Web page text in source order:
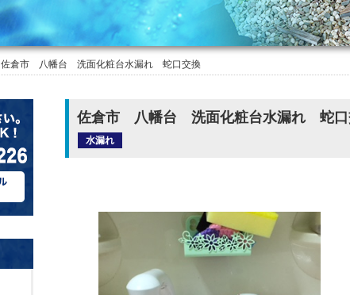
佐倉市 八幡台 洗面化粧台水漏れ 蛇口交換
佐倉市 八幡台 洗面化粧台水漏れ 蛇口
水漏れ